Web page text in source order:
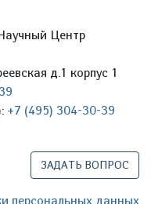
Центр
д.1 корпус 1
+7 (495) 304-30-39
ЗАДАТЬ ВОПРОС
персональных данных